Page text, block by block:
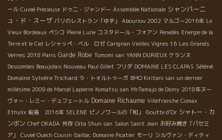
ール Cuveé Précieuse ドゥニ・ジャンドー Assemblée Nationale シャンパーニ
ュ・ド・スーザ パリのレストラン「ゆず」 Abouriou 2002 マルゴー2016年 Le
Vieux Bordeaux ペシコ Pleine Lune コスタドール・フォアン Penedès Energie de la
Terre et le Ciel レシャッペ・ベル ロゼ Carignan Vieilles Vignes 16 Les Grands
Verres 2018 Paris Garde Robe Tomomi san YANN DURIEUX ケランヌ
Descombes Beaujolais Nouveau Paul Gillet フリダ DOMAINE LES CLAPAS Séléné
Domaine Sylvère Trichard ラ・トォルトゥーガ BMO Kiritani san un dernier
millésime 2009 de Marcel Lapierre Komatsu san Mr.Tamajo de Diony 2018年ヌー
ヴォー・レミー・デュフェートル Domaine Richaume Villefranche Comax
Ethylix 桜島 2016年 SELENE ピノノワールの「和」 Goutte d’Or シャトー・カ
ンボン Chef OKADA 共存 Oita Shun san Salon Saint Jean お好み焼き「パセミ
ア」
Cuveé Ouech Cousin Gaillac Domaine Picatier モーリ シルヴァン・ディティ